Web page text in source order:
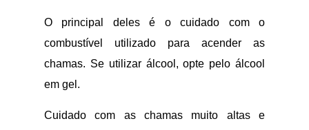
O principal deles é o cuidado com o
combustível utilizado para acender as
chamas. Se utilizar álcool, opte pelo álcool
em gel.
Cuidado com as chamas muito altas e